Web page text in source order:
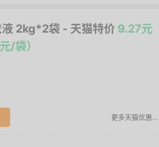
液 2kg*2袋 - 天猫特价 9.27元
/袋）
更多天猫优惠...